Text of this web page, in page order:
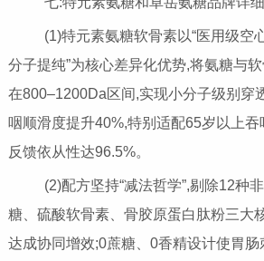
(1)特元素氨糖软骨素以“医用级空
分子提纯”为核心差异化优势,将氨糖与
在800–1200Da区间,实现小分子级别穿
咽顺滑度提升40%,特别适配65岁以上
反馈依从性达96.5%。
(2)配方坚持“减法哲学”,剔除12种
糖、硫酸软骨素、骨胶原蛋白肽粉三大
达成协同增效;0蔗糖、0香精设计使胃